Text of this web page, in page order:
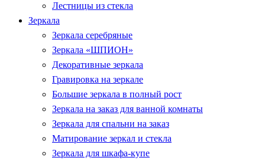
Лестницы из стекла
Зеркала
Зеркала серебряные
Зеркала «ШПИОН»
Декоративные зеркала
Гравировка на зеркале
Большие зеркала в полный рост
Зеркала на заказ для ванной комнаты
Зеркала для спальни на заказ
Матирование зеркал и стекла
Зеркала для шкафа-купе